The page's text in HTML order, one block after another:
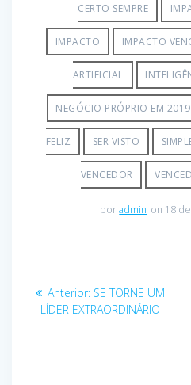
CERTO SEMPRE
IMPACTO IMPACTO
ARTIFICIAL
NEGÓCIO PRÓPRIO EM 2019
FELIZ SER VISTO
VENCEDOR
poradmin on 18
Anterior: SE TORNE UM
LÍDER EXTRAORDINÁRIO